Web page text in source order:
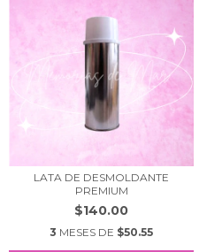
LATA DE DESMOLDANTE
PREMIUM
$140.00
3 MESES DE $50.55